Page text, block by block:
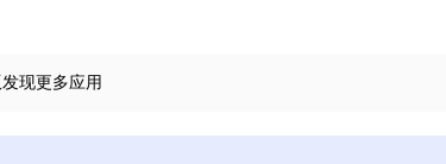
现更多应用